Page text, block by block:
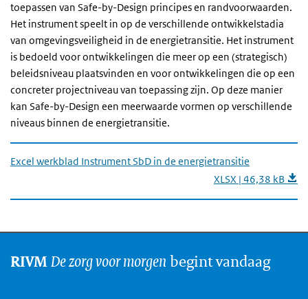
toepassen van Safe-by-Design principes en randvoorwaarden.
Het instrument speelt in op de verschillende ontwikkelstadia
van omgevingsveiligheid in de energietransitie. Het instrument
is bedoeld voor ontwikkelingen die meer op een (strategisch)
beleidsniveau plaatsvinden en voor ontwikkelingen die op een
concreter projectniveau van toepassing zijn. Op deze manier
kan Safe-by-Design een meerwaarde vormen op verschillende
niveaus binnen de energietransitie.
Excel werkblad Instrument SbD in de energietransitie
XLSX | 46,38 kB
RIVMDe zorg voor morgen begint vandaag